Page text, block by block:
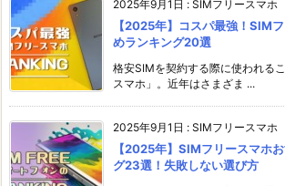
2025年9月1日 : SIMフリースマホ
【2025年】コスパ最強！SIM
めランキング20選
格安SIMを契約する際に使われる
スマホ」。近年はさまざま ...
2025年9月1日 : SIMフリースマホ
【2025年】SIMフリースマホ
グ23選！失敗しない選び方